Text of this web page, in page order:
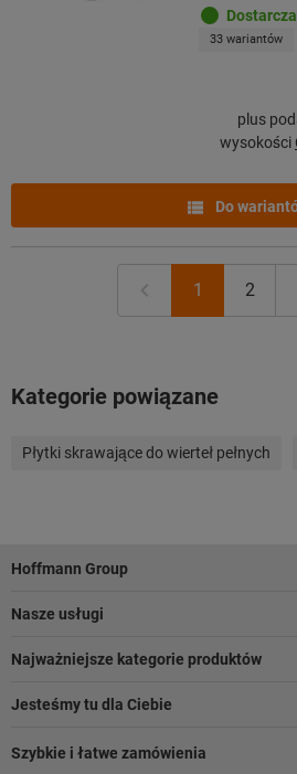
33 wariantów
plus
wysokości
Do
1 2
Kategorie powiązane
Płytki skrawające do wierteł pełnych
Stopka
Hoffmann Group
Nasze usługi
Najważniejsze kategorie produktów
Jesteśmy tu dla Ciebie
Szybkie i łatwe zamówienia